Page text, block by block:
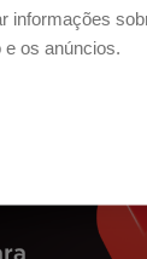
informações
e os anúncios.